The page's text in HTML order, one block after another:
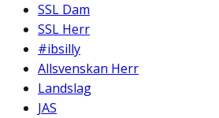
SSL Dam
SSL Herr
#ibsilly
Allsvenskan Herr
Landslag
JAS